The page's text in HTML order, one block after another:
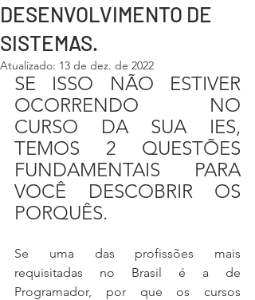
DESENVOLVIMENTO DE
SISTEMAS.
Atualizado: 13 de dez. de 2022
SE ISSO NÃO ESTIVER
OCORRENDO NO
CURSO DA SUA IES,
TEMOS 2 QUESTÕES
FUNDAMENTAIS PARA
VOCÊ DESCOBRIR OS
PORQUÊS.
Se uma das profissões mais
requisitadas no Brasil é a de
Programador, por que os cursos